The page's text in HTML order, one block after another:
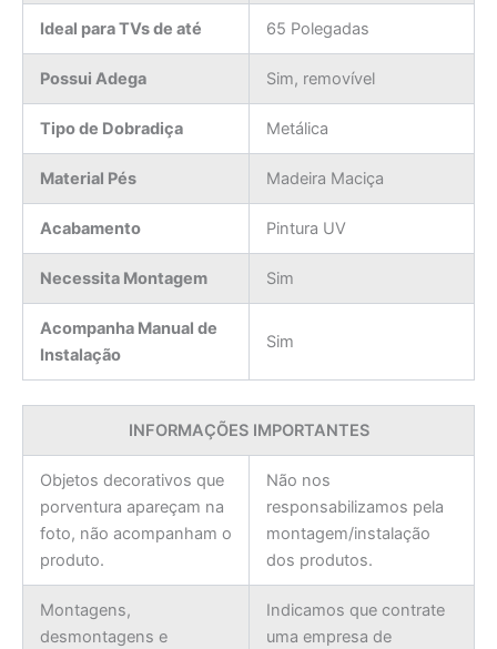
Ideal para TVs de até 65 Polegadas
Possui Adega Sim, removível
Tipo de Dobradiça Metálica
Material Pés Madeira Maciça
Acabamento Pintura UV
Necessita Montagem Sim
Acompanha Manual de
Instalação
Sim
INFORMAÇÕES IMPORTANTES
Objetos decorativos que
porventura apareçam na
foto, não acompanham o
produto.
Não nos
responsabilizamos pela
montagem/instalação
dos produtos.
Montagens,
desmontagens e
Indicamos que contrate
uma empresa de